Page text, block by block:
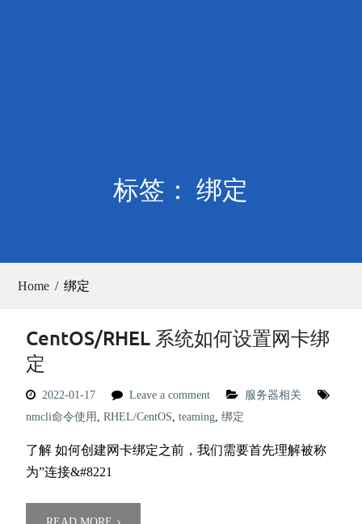
标签： 绑定
Home 绑定
CentOS/RHEL 系统如何设置网卡绑
定
2022-01-17 Leave a comment
服务器相关
nmcli命令使用 , RHEL/CentOS, teaming, 绑定
了解 如何创建网卡绑定之前，我们需要首先理解被称
为”连接&#8221